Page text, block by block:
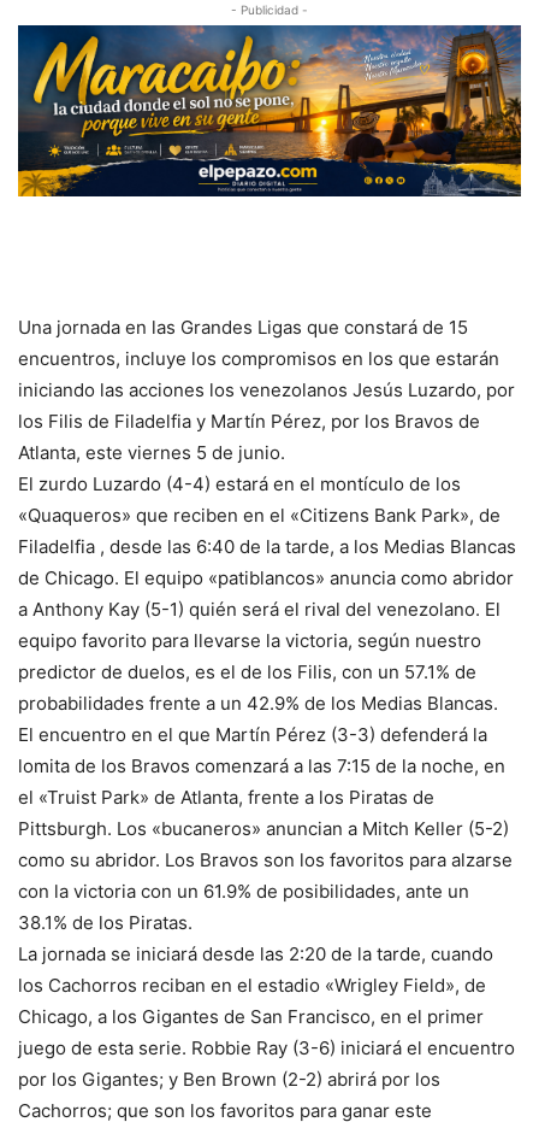
- Publicidad -
Una jornada en las Grandes Ligas que constará de 15
encuentros, incluye los compromisos en los que estarán
iniciando las acciones los venezolanos Jesús Luzardo, por
los Filis de Filadelfia y Martín Pérez, por los Bravos de
Atlanta, este viernes 5 de junio.
El zurdo Luzardo (4-4) estará en el montículo de los
«Quaqueros» que reciben en el «Citizens Bank Park», de
Filadelfia , desde las 6:40 de la tarde, a los Medias Blancas
de Chicago. El equipo «patiblancos» anuncia como abridor
a Anthony Kay (5-1) quién será el rival del venezolano. El
equipo favorito para llevarse la victoria, según nuestro
predictor de duelos, es el de los Filis, con un 57.1% de
probabilidades frente a un 42.9% de los Medias Blancas.
El encuentro en el que Martín Pérez (3-3) defenderá la
lomita de los Bravos comenzará a las 7:15 de la noche, en
el «Truist Park» de Atlanta, frente a los Piratas de
Pittsburgh. Los «bucaneros» anuncian a Mitch Keller (5-2)
como su abridor. Los Bravos son los favoritos para alzarse
con la victoria con un 61.9% de posibilidades, ante un
38.1% de los Piratas.
La jornada se iniciará desde las 2:20 de la tarde, cuando
los Cachorros reciban en el estadio «Wrigley Field», de
Chicago, a los Gigantes de San Francisco, en el primer
juego de esta serie. Robbie Ray (3-6) iniciará el encuentro
por los Gigantes; y Ben Brown (2-2) abrirá por los
Cachorros; que son los favoritos para ganar este